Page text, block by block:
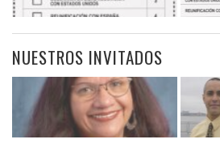
NUESTROS INVITADOS